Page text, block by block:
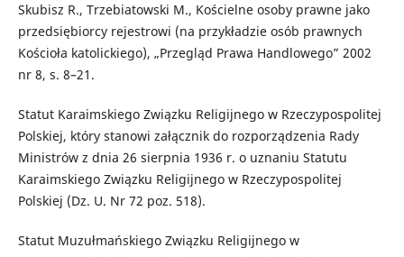
Skubisz R., Trzebiatowski M., Kościelne osoby prawne jako
przedsiębiorcy rejestrowi (na przykładzie osób prawnych
Kościoła katolickiego), „Przegląd Prawa Handlowego” 2002
nr 8, s. 8–21.
Statut Karaimskiego Związku Religijnego w Rzeczypospolitej
Polskiej, który stanowi załącznik do rozporządzenia Rady
Ministrów z dnia 26 sierpnia 1936 r. o uznaniu Statutu
Karaimskiego Związku Religijnego w Rzeczypospolitej
Polskiej (Dz. U. Nr 72 poz. 518).
Statut Muzułmańskiego Związku Religijnego w